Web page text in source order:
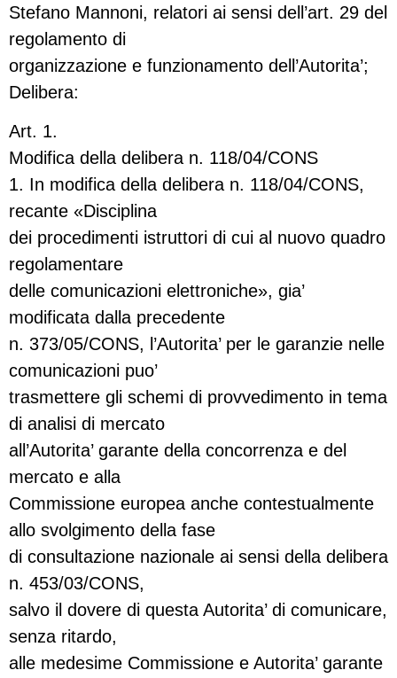
Stefano Mannoni, relatori ai sensi dell’art. 29 del
regolamento di
organizzazione e funzionamento dell’Autorita’;
Delibera:
Art. 1.
Modifica della delibera n. 118/04/CONS
1. In modifica della delibera n. 118/04/CONS,
recante «Disciplina
dei procedimenti istruttori di cui al nuovo quadro
regolamentare
delle comunicazioni elettroniche», gia’
modificata dalla precedente
n. 373/05/CONS, l’Autorita’ per le garanzie nelle
comunicazioni puo’
trasmettere gli schemi di provvedimento in tema
di analisi di mercato
all’Autorita’ garante della concorrenza e del
mercato e alla
Commissione europea anche contestualmente
allo svolgimento della fase
di consultazione nazionale ai sensi della delibera
n. 453/03/CONS,
salvo il dovere di questa Autorita’ di comunicare,
senza ritardo,
alle medesime Commissione e Autorita’ garante